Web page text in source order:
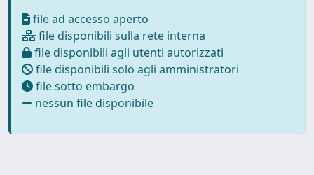
file ad accesso aperto
file disponibili sulla rete interna
file disponibili agli utenti autorizzati
file disponibili solo agli amministratori
file sotto embargo
nessun file disponibile